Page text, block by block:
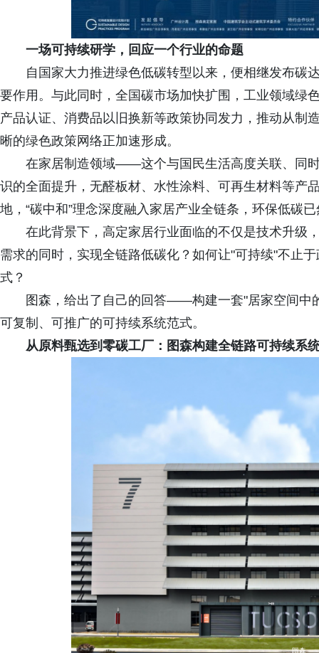
一场可持续研学，回应一个行业的命题
自国家大力推进绿色低碳转型以来，便相继发布碳
要作用。与此同时，全国碳市场加快扩围，工业领域绿
产品认证、消费品以旧换新等政策协同发力，推动从制
晰的绿色政策网络正加速形成。
在家居制造领域——这个与国民生活高度关联、同
识的全面提升，无醛板材、水性涂料、可再生材料等产
地，“碳中和”理念深度融入家居产业全链条，环保低碳
在此背景下，高定家居行业面临的不仅是技术升
需求的同时，实现全链路低碳化？如何让"可持续"不止
式？
图森，给出了自己的回答——构建一套"居家空间中
可复制、可推广的可持续系统范式。
从原料甄选到零碳工厂：图森构建全链路可持续系